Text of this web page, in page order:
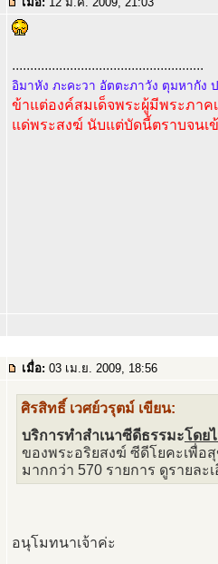
.....................................................
อิมาหัง ภะคะวา อัตตะภาวัง ตุมหากัง
ข้าแต่องค์สมเด็จพระผู้มีพระภาค
แด่พระสงฆ์ นับแต่บัดนี้ตราบจนเ
เมื่อ: 03 เม.ย. 2009, 18:56
ศิรสิทธิ์ เวศย์วรุตม์ เขียน:
บริการทำสำเนาซีดีธรรมะโดย
ของพระอริยสงฆ์ ซีดีโยคะเพื่อ
มากกว่า 570 รายการ ดูรายล
อนุโมทนาเจ้าค่ะ